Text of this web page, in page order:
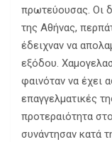
πρωτεύουσας. Οι
της Αθήνας,
έδειχναν να
εξόδου.
φαινόταν να έχει
επαγγελματικές
προτεραιότητα
συνάντησαν κατά